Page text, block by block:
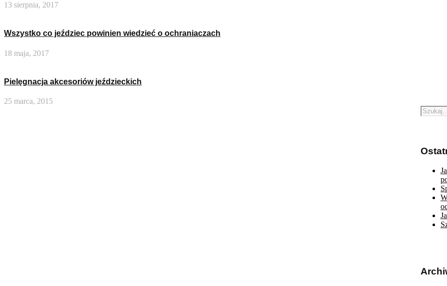
13 sierpnia, 2017
Wszystko co jeździec powinien wiedzieć o ochraniaczach
18 maja, 2017
Pielęgnacja akcesoriów jeździeckich
25 marca, 2015